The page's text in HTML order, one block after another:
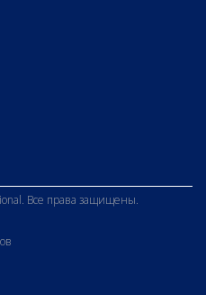
Все права защищены.